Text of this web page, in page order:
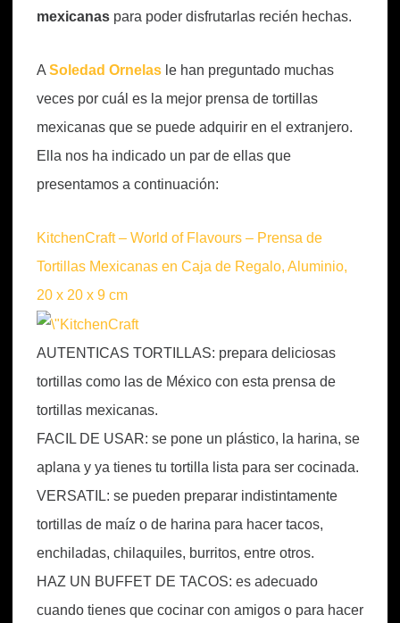
mexicanas para poder disfrutarlas recién hechas.
A Soledad Ornelas le han preguntado muchas
veces por cuál es la mejor prensa de tortillas
mexicanas que se puede adquirir en el extranjero.
Ella nos ha indicado un par de ellas que
presentamos a continuación:
KitchenCraft – World of Flavours – Prensa de
Tortillas Mexicanas en Caja de Regalo, Aluminio,
20 x 20 x 9 cm
AUTENTICAS TORTILLAS: prepara deliciosas
tortillas como las de México con esta prensa de
tortillas mexicanas.
FACIL DE USAR: se pone un plástico, la harina, se
aplana y ya tienes tu tortilla lista para ser cocinada.
VERSATIL: se pueden preparar indistintamente
tortillas de maíz o de harina para hacer tacos,
enchiladas, chilaquiles, burritos, entre otros.
HAZ UN BUFFET DE TACOS: es adecuado
cuando tienes que cocinar con amigos o para hacer